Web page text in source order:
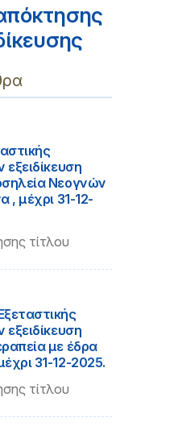
εξειδίκευση
Νεογνών
, μέχρι 31-12-
τίτλου
εξειδίκευση
με έδρα
31-12-2025.
τίτλου